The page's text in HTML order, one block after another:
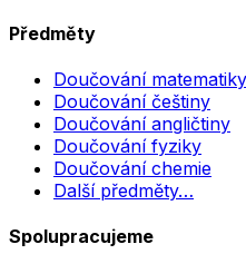
Předměty
Doučování matematiky
Doučování češtiny
Doučování angličtiny
Doučování fyziky
Doučování chemie
Další předměty…
Spolupracujeme